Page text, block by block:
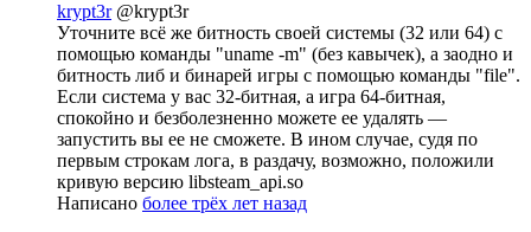
krypt3r @krypt3r
Уточните всё же битность своей системы (32 или 64) с
помощью команды "uname -m" (без кавычек), а заодно и
битность либ и бинарей игры с помощью команды "file".
Если система у вас 32-битная, а игра 64-битная,
спокойно и безболезненно можете ее удалять —
запустить вы ее не сможете. В ином случае, судя по
первым строкам лога, в раздачу, возможно, положили
кривую версию libsteam_api.so
Написано более трёх лет назад